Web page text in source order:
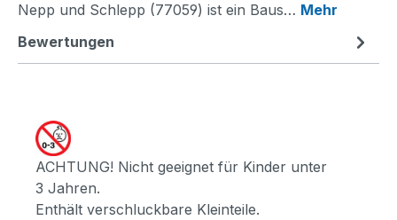
Nepp und Schlepp (77059) ist ein Baus… Mehr
Bewertungen
ACHTUNG! Nicht geeignet für Kinder unter
3 Jahren.
Enthält verschluckbare Kleinteile.